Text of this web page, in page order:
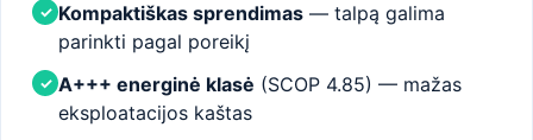
✓ Kompaktiškas sprendimas — talpą galima
parinkti pagal poreikį
✓ A+++ energinė klasė (SCOP 4.85) — mažas
eksploatacijos kaštas